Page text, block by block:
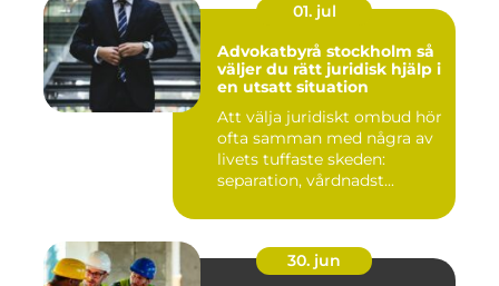
01. jul
Advokatbyrå stockholm så
väljer du rätt juridisk hjälp i
en utsatt situation
Att välja juridiskt ombud hör
ofta samman med några av
livets tuffaste skeden:
separation, vårdnadst...
30. jun